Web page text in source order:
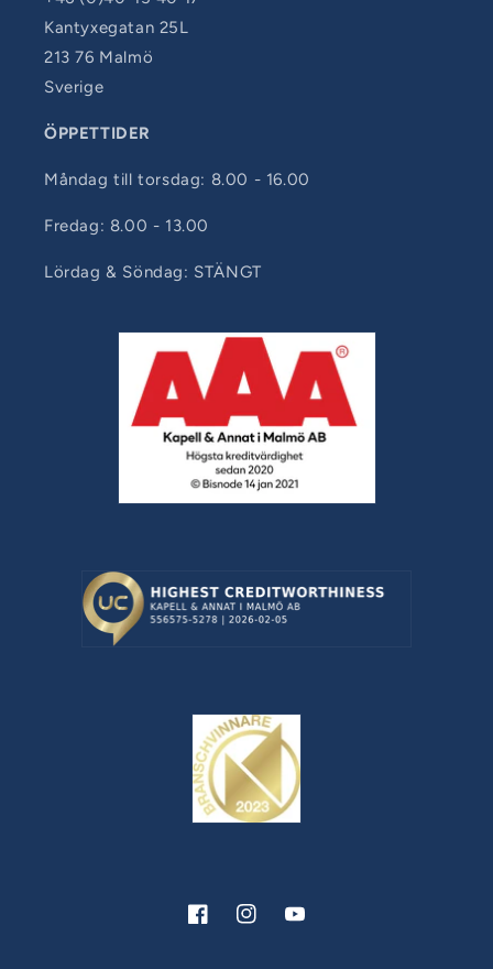
Kantyxegatan 25L
213 76 Malmö
Sverige
ÖPPETTIDER
Måndag till torsdag: 8.00 - 16.00
Fredag: 8.00 - 13.00
Lördag & Söndag: STÄNGT
FacebookInstagramYouTube